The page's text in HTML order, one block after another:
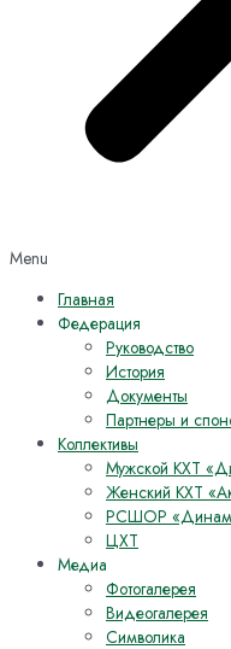
Menu
Главная
Федерация
Руководство
История
Документы
Партнеры и
Коллективы
Мужской КХТ
Женский КХТ
РСШОР
ЦХТ
Медиа
Фотогалерея
Видеогалерея
Символика